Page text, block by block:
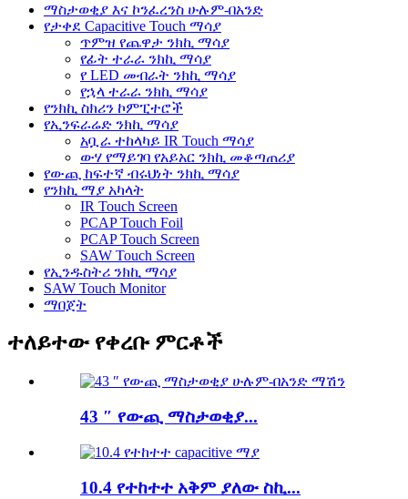
ማስታወቂያ እና ኮንፈረንስ ሁሉም-በአንድ
የታቀደ Capacitive Touch ማሳያ
ጥምዝ የጨዋታ ንክኪ ማሳያ
የፊት ተራራ ንክኪ ማሳያ
የ LED መብራት ንክኪ ማሳያ
የኋላ ተራራ ንክኪ ማሳያ
የንክኪ ስክሪን ኮምፒተሮች
የኢንፍራሬድ ንክኪ ማሳያ
አቧራ ተከላካይ IR Touch ማሳያ
ውሃ የማይገባ የአይአር ንክኪ መቆጣጠሪያ
የውጪ ከፍተኛ ብሩህነት ንክኪ ማሳያ
የንክኪ ማያ አካላት
IR Touch Screen
PCAP Touch Foil
PCAP Touch Screen
SAW Touch Screen
የኢንዱስትሪ ንክኪ ማሳያ
SAW Touch Monitor
ማበጀት
ተለይተው የቀረቡ ምርቶች
43 ″ የውጪ ማስታወቂያ...
10.4 የተከተተ አቅም ያለው ስኪ...